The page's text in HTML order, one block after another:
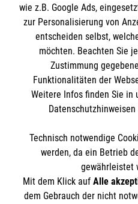
TeamPLUS
wie z.B. Google Ads,
zur Personalisierung von
entscheiden selbst,
möchten. Beachten Sie
Zustimmung
Funktionalitäten der
Weitere Infos finden Sie in
Technisch notwendige
werden, da ein Betrieb
gewährleistet
Mit dem Klick auf Alle
dem Gebrauch der nicht